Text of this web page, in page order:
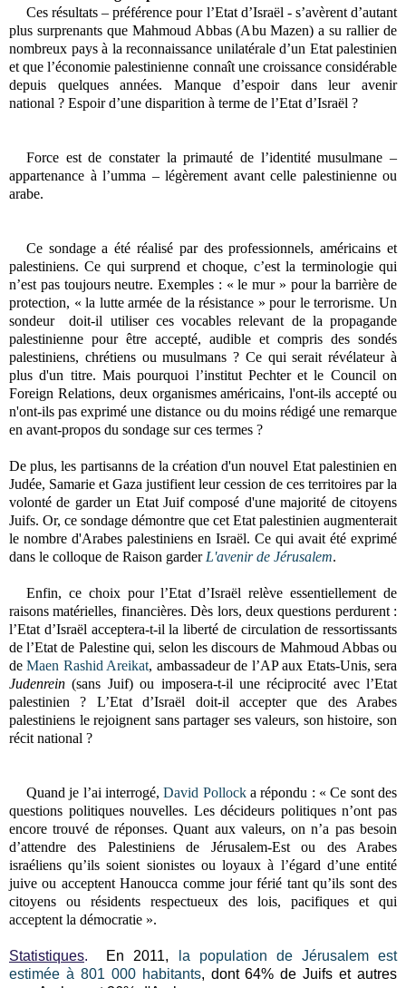
Ces résultats – préférence pour l’Etat d’Israël - s’avèrent d’autant
plus surprenants que Mahmoud Abbas (Abu Mazen) a su rallier de
nombreux pays à la reconnaissance unilatérale d’un Etat palestinien
et que l’économie palestinienne connaît une croissance considérable
depuis quelques années. Manque d’espoir dans leur avenir
national ? Espoir d’une disparition à terme de l’Etat d’Israël ?
Force est de constater la primauté de l’identité musulmane –
appartenance à l’umma – légèrement avant celle palestinienne ou
arabe.
Ce sondage a été réalisé par des professionnels, américains et
palestiniens.Ce qui surprend et choque, c’est la terminologie qui
n’est pas toujours neutre. Exemples : « le mur » pour la barrière de
protection, « la lutte armée de la résistance » pour le terrorisme. Un
sondeur doit-il utiliser ces vocables relevant de la propagande
palestinienne pour être accepté, audible et compris des sondés
palestiniens, chrétiens ou musulmans ? Ce qui serait révélateur à
plus d'un titre. Mais pourquoi l’institut Pechter et le Council on
Foreign Relations, deux organismes américains, l'ont-ils accepté ou
n'ont-ils pas exprimé une distance ou du moins rédigé une remarque
en avant-propos du sondage sur ces termes ?
De plus, les partisanns de la création d'un nouvel Etat palestinien en
Judée, Samarie et Gaza justifient leur cession de ces territoires par la
volonté de garder un Etat Juif composé d'une majorité de citoyens
Juifs. Or, ce sondage démontre que cet Etat palestinien augmenterait
le nombre d'Arabes palestiniens en Israël. Ce qui avait été exprimé
dans le colloque de Raison garder L'avenir de Jérusalem.
Enfin, ce choix pour l’Etat d’Israël relève essentiellement de
raisons matérielles, financières. Dès lors, deux questions perdurent :
l’Etat d’Israël acceptera-t-il la liberté de circulation de ressortissants
de l’Etat de Palestine qui, selon les discours de Mahmoud Abbas ou
deMaen Rashid Areikat, ambassadeur de l’AP aux Etats-Unis, sera
Judenrein (sans Juif) ou imposera-t-il une réciprocité avec l’Etat
palestinien ? L’Etat d’Israël doit-il accepter que des Arabes
palestiniens le rejoignent sans partager ses valeurs, son histoire, son
récit national ?
Quand je l’ai interrogé,David Pollocka répondu : « Ce sont des
questions politiques nouvelles. Les décideurs politiques n’ont pas
encore trouvé de réponses. Quant aux valeurs, on n’a pas besoin
d’attendre des Palestiniens de Jérusalem-Est ou des Arabes
israéliens qu’ils soient sionistes ou loyaux à l’égard d’une entité
juive ou acceptent Hanoucca comme jour férié tant qu’ils sont des
citoyens ou résidents respectueux des lois, pacifiques et qui
acceptent la démocratie ».
Statistiques. En 2011,
la population de Jérusalem est
estimée à 801 000 habitants, dont 64% de Juifs et autres